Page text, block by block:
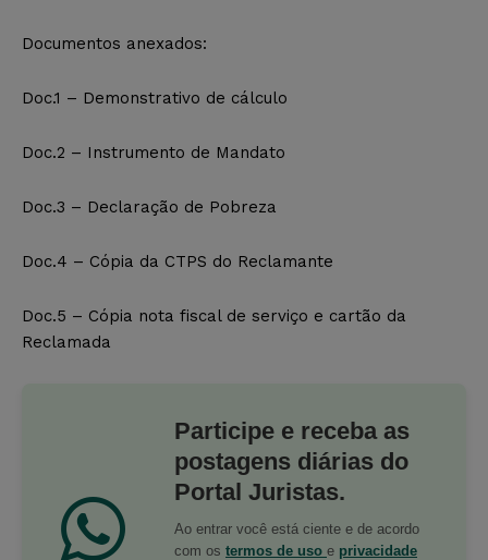
Documentos anexados:
Doc.1 – Demonstrativo de cálculo
Doc.2 – Instrumento de Mandato
Doc.3 – Declaração de Pobreza
Doc.4 – Cópia da CTPS do Reclamante
Doc.5 – Cópia nota fiscal de serviço e cartão da
Reclamada
Participe e receba as
postagens diárias do
Portal Juristas.
Ao entrar você está ciente e de acordo
com os termos de uso e privacidade